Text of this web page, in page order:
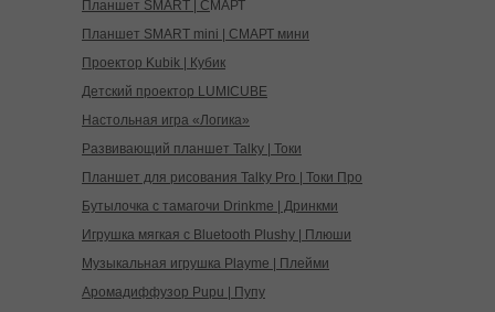
Планшет SMART | С МАРТ
Планшет SMART mini | СМАРТ мини
Проектор Kubik | Кубик
Детский проектор LUMICUBE
Настольная игра «Логика»
Развивающий планшет Talky | Токи
Планшет для рисования Talky Pro | Токи Про
Бутылочка с тамагочи Drinkme | Дринкми
Игрушка мягкая с Bluetooth Plushy | Плюши
Музыкальная игрушка Playme | Плейми
Аромадиффузор Pupu | Пупу